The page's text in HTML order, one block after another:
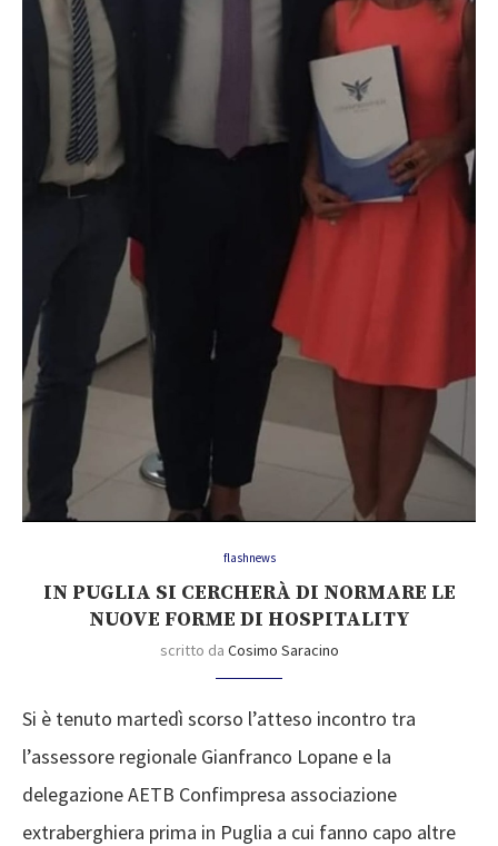
flashnews
IN PUGLIA SI CERCHERÀ DI NORMARE LE
NUOVE FORME DI HOSPITALITY
scritto da Cosimo Saracino
Si è tenuto martedì scorso l’atteso incontro tra
l’assessore regionale Gianfranco Lopane e la
delegazione AETB Confimpresa associazione
extraberghiera prima in Puglia a cui fanno capo altre